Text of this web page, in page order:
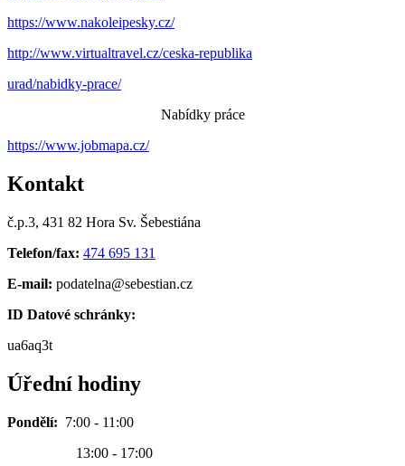
https://www.nakoleipesky.cz/
http://www.virtualtravel.cz/ceska-republika
urad/nabidky-prace/
Nabídky práce
https://www.jobmapa.cz/
Kontakt
č.p.3, 431 82 Hora Sv. Šebestiána
Telefon/fax: 474 695 131
E-mail: podatelna@sebestian.cz
ID Datové schránky:
ua6aq3t
Úřední hodiny
Pondělí: 7:00 - 11:00
13:00 - 17:00